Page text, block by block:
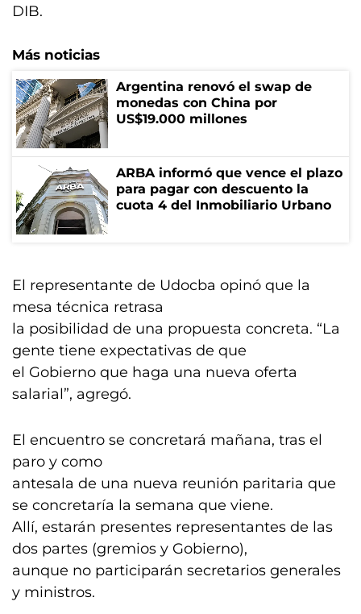
DIB.
Más noticias
Argentina renovó el swap de
monedas con China por
US$19.000 millones
ARBA informó que vence el plazo
para pagar con descuento la
cuota 4 del Inmobiliario Urbano
El representante de Udocba opinó que la
mesa técnica retrasa
la posibilidad de una propuesta concreta. “La
gente tiene expectativas de que
el Gobierno que haga una nueva oferta
salarial”, agregó.
El encuentro se concretará mañana, tras el
paro y como
antesala de una nueva reunión paritaria que
se concretaría la semana que viene.
Allí, estarán presentes representantes de las
dos partes (gremios y Gobierno),
aunque no participarán secretarios generales
y ministros.